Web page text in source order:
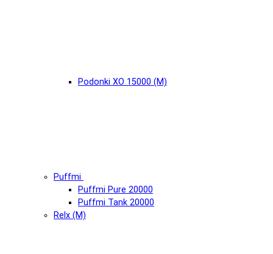
Podonki XO 15000 (М)
Puffmi
Puffmi Pure 20000
Puffmi Tank 20000
Relx (М)